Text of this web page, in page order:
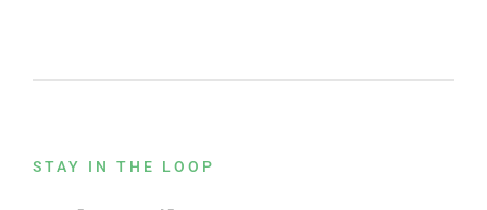
STAY IN THE LOOP